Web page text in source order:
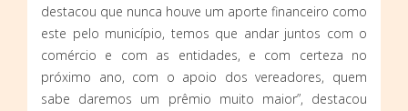
destacou que nunca houve um aporte financeiro como
este pelo município, temos que andar juntos com o
comércio e com as entidades, e com certeza no
próximo ano, com o apoio dos vereadores, quem
sabe daremos um prêmio muito maior”, destacou